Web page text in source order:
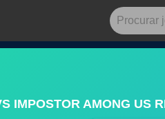
IMPOSTOR AMONG US